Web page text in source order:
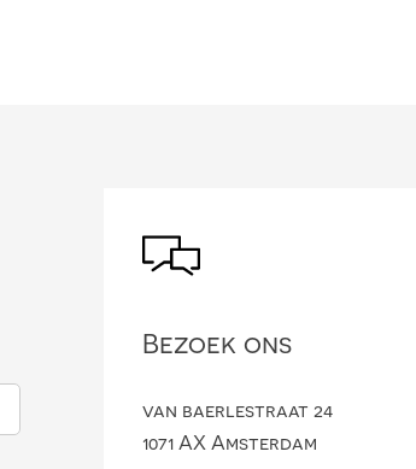
Bezoek ons
van baerlestraat 24
1071 AX Amsterdam